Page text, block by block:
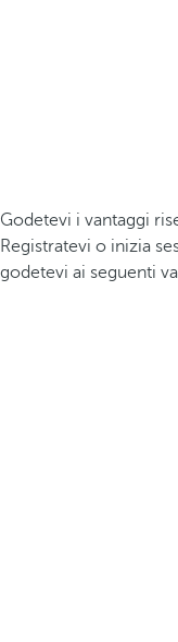
Godetevi i vantaggi
Registratevi o inizia
godetevi ai seguenti